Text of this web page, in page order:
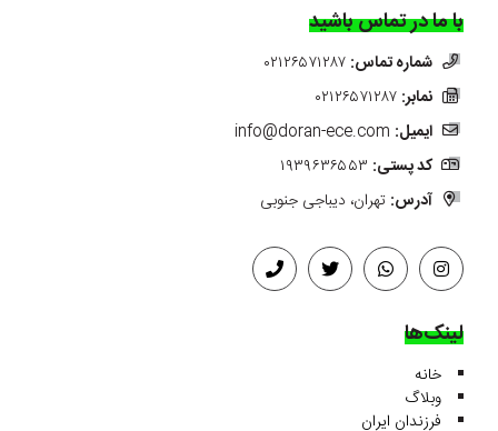
با ما در تماس باشید
شماره تماس: ۰۲۱۲۶۵۷۱۲۸۷
نمابر: ۰۲۱۲۶۵۷۱۲۸۷
ایمیل: info@doran-ece.com
کد پستی: ۱۹۳۹۶۳۶۵۵۳
آدرس: تهران، دیباجی جنوبی
لینک‌ها
خانه
وبلاگ
فرزندان ایران